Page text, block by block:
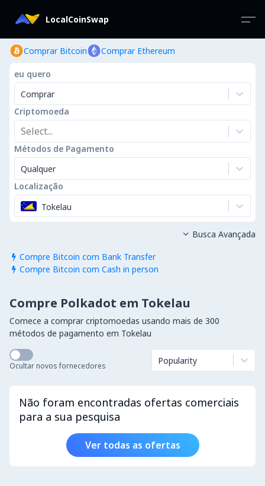
LocalCoinSwap
Comprar Bitcoin Comprar Ethereum
eu quero
Comprar
Criptomoeda
Select...
Métodos de Pagamento
Qualquer
Localização
Tokelau
 Compre Bitcoin com Bank Transfer
 Compre Bitcoin com Cash in person
 Busca Avançada
Compre Polkadot em Tokelau
Comece a comprar criptomoedas usando mais de 300
métodos de pagamento em Tokelau
Ocultar novos fornecedores Popularity
Não foram encontradas ofertas comerciais
para a sua pesquisa
Ver todas as ofertas